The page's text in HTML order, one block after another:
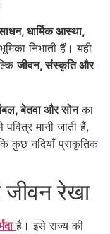
धार्मिक आस्था,
निभाती हैं। यही
जीवन, संस्कृति और
चंबल, बेतवा और सोनका
मानी जाती हैं,
कुछ नदियाँ प्राकृतिक
जीवन रेखा
है। इसे राज्य की